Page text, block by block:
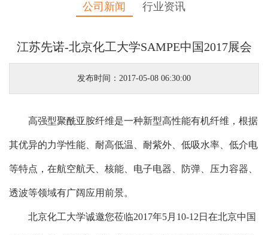
公司新闻 行业资讯
江苏先诺-北京化工大学SAMPE中国2017展会
发布时间：2017-05-08 06:30:00
高强型聚酰亚胺纤维是一种新型高性能有机纤维，根据
其优异的力学性能、耐高低温、耐紫外、低吸水率、低介电
等特点，在航空航天、核能、电子电器、防弹、压力容器、
透波等领域有广阔应用前景。
北京化工大学诚邀您莅临2017年5月10-12日在北京中国